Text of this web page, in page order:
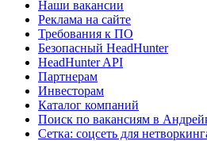
Наши вакансии
Реклама на сайте
Требования к ПО
Безопасный HeadHunter
HeadHunter API
Партнерам
Инвесторам
Каталог компаний
Поиск по вакансиям в
Сетка: соцсеть для